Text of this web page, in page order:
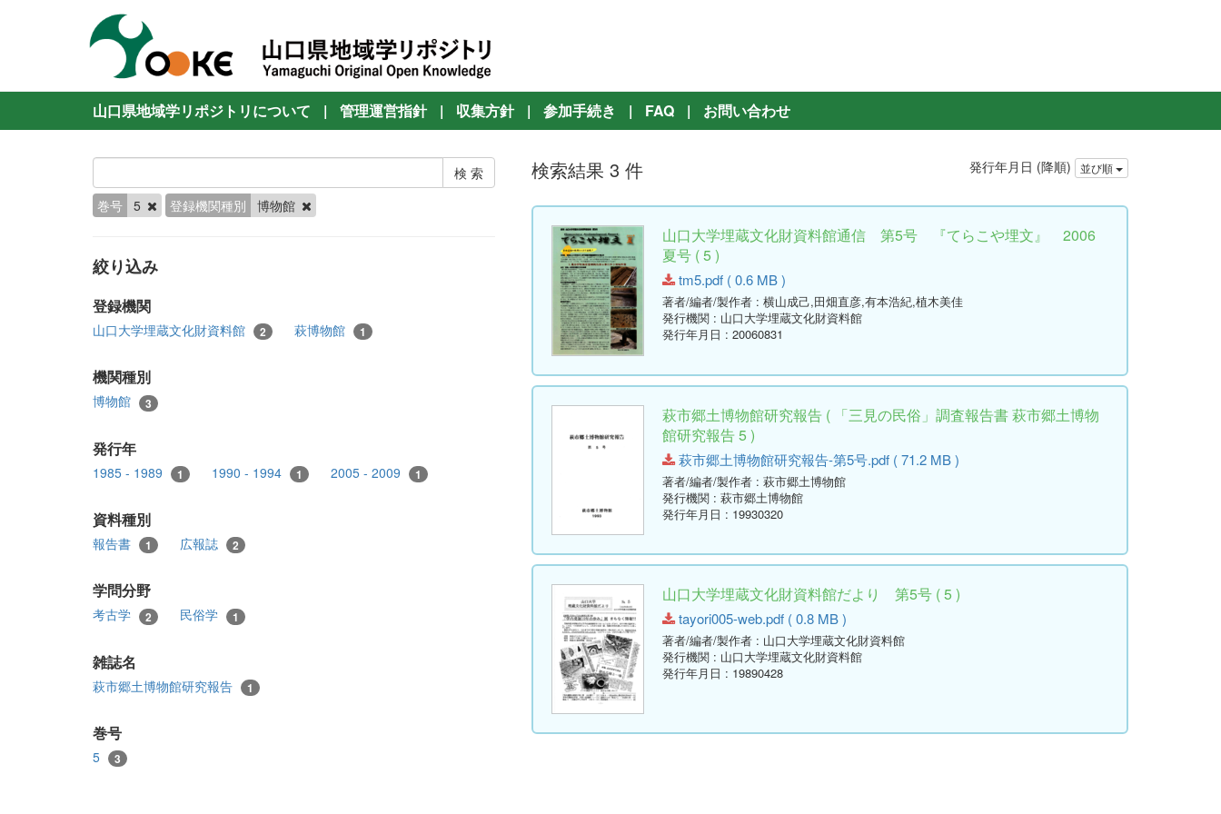
山口県地域学リポジトリについて | 管理運営指針 | 収集方針 | 参加手続き | FAQ | お問い合わせ
巻号 5 登録機関種別 博物館
絞り込み
登録機関
山口大学埋蔵文化財資料館 2 萩博物館 1
機関種別
博物館 3
発行年
1985 - 1989 1 1990 - 1994 1 2005 - 2009 1
資料種別
報告書 1 広報誌 2
学問分野
考古学 2 民俗学 1
雑誌名
萩市郷土博物館研究報告 1
巻号
5 3
検索結果 3 件 発行年月日 (降順) 並び順
山口大学埋蔵文化財資料館通信 第5号 『てらこや埋文』 2006
夏号 ( 5 )
tm5.pdf ( 0.6 MB )
著者/編者/製作者 : 横山成己,田畑直彦,有本浩紀,植木美佳
発行機関 : 山口大学埋蔵文化財資料館
発行年月日 : 20060831
萩市郷土博物館研究報告 ( 「三見の民俗」調査報告書 萩市郷土博物
館研究報告 5 )
萩市郷土博物館研究報告-第5号.pdf ( 71.2 MB )
著者/編者/製作者 : 萩市郷土博物館
発行機関 : 萩市郷土博物館
発行年月日 : 19930320
山口大学埋蔵文化財資料館だより 第5号 ( 5 )
tayori005-web.pdf ( 0.8 MB )
著者/編者/製作者 : 山口大学埋蔵文化財資料館
発行機関 : 山口大学埋蔵文化財資料館
発行年月日 : 19890428